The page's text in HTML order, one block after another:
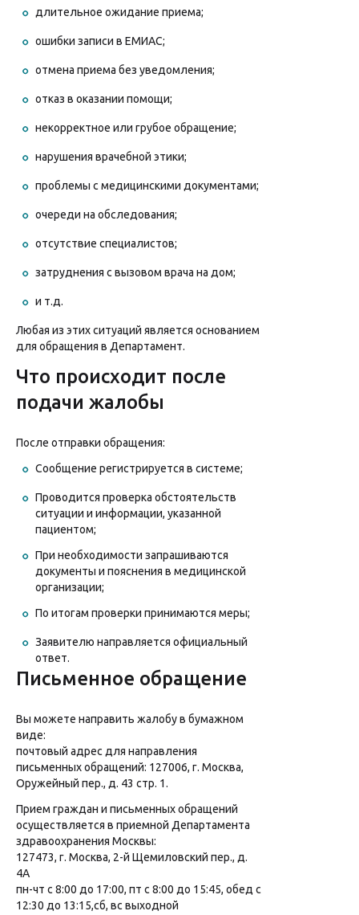
длительное ожидание приема;
ошибки записи в ЕМИАС;
отмена приема без уведомления;
отказ в оказании помощи;
некорректное или грубое обращение;
нарушения врачебной этики;
проблемы с медицинскими документами;
очереди на обследования;
отсутствие специалистов;
затруднения с вызовом врача на дом;
и т.д.
Любая из этих ситуаций является основанием
для обращения в Департамент.
Что происходит после
подачи жалобы
После отправки обращения:
Сообщение регистрируется в системе;
Проводится проверка обстоятельств
ситуации и информации, указанной
пациентом;
При необходимости запрашиваются
документы и пояснения в медицинской
организации;
По итогам проверки принимаются меры;
Заявителю направляется официальный
ответ.
Письменное обращение
Вы можете направить жалобу в бумажном
виде:
почтовый адрес для направления
письменных обращений: 127006, г. Москва,
Оружейный пер., д. 43 стр. 1.
Прием граждан и письменных обращений
осуществляется в приемной Департамента
здравоохранения Москвы:
127473, г. Москва, 2-й Щемиловский пер., д.
4А
пн-чт с 8:00 до 17:00, пт с 8:00 до 15:45, обед с
12:30 до 13:15,сб, вс выходной